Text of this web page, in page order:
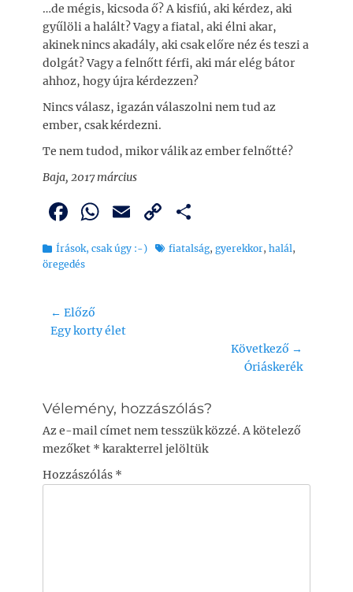
…de mégis, kicsoda ő? A kisfiú, aki kérdez, aki
gyűlöli a halált? Vagy a fiatal, aki élni akar,
akinek nincs akadály, aki csak előre néz és teszi a
dolgát? Vagy a felnőtt férfi, aki már elég bátor
ahhoz, hogy újra kérdezzen?
Nincs válasz, igazán válaszolni nem tud az
ember, csak kérdezni.
Te nem tudod, mikor válik az ember felnőtté?
Baja, 2017 március
F
a
c
b
o
W
h
at
p
E
m
ai
C
o
p
ss
z
Kategória
Írások, csak úgy :-) Tagsfiatalság, gyerekkor, halál,
öregedés
Bejegyzés
navigáció
← Előző
Previous
Egy korty élet
Következő →
Óriáskerék
Vélemény, hozzászólás?
Az e-mail címet nem tesszük közzé. A kötelező
mezőket * karakterrel jelöltük
Hozzászólás *